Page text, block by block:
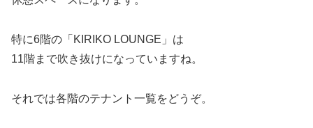
特に6階の「KIRIKO LOUNGE」は
11階まで吹き抜けになっていますね。
それでは各階のテナント一覧をどうぞ。